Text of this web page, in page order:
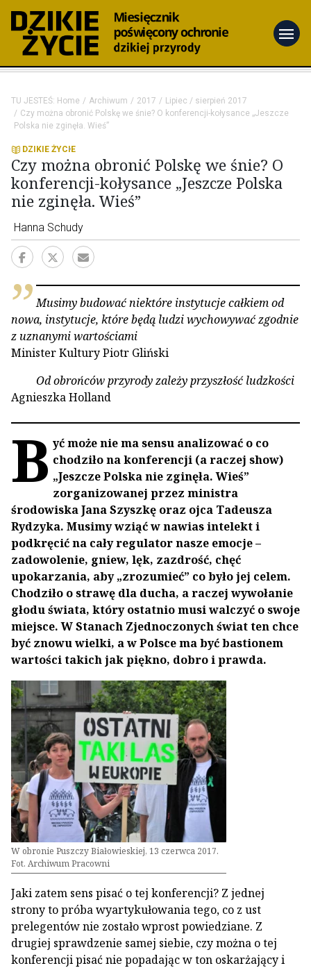
menu
TU JESTEŚ: Home Archiwum 2017
Lipiec / sierpień 2017
Czy można obronić Polskę we śnie? O konferencji-kołysance „Jeszcze
Polska nie zginęła. Wieś”
DZIKIE ŻYCIE
Czy można obronić Polskę we śnie? O
konferencji-kołysance „Jeszcze Polska
nie zginęła. Wieś”
Hanna Schudy
Musimy budować niektóre instytucje całkiem od
nowa, instytucje, które będą ludzi wychowywać zgodnie
z uznanymi wartościami
Minister Kultury Piotr Gliński
Od obrońców przyrody zależy przyszłość ludzkości
Agnieszka Holland
B yć może nie ma sensu analizować o co
chodziło na konferencji (a raczej show)
„Jeszcze Polska nie zginęła. Wieś”
zorganizowanej przez ministra
środowiska Jana Szyszkę oraz ojca Tadeusza
Rydzyka. Musimy wziąć w nawias intelekt i
podkręcić na cały regulator nasze emocje –
zadowolenie, gniew, lęk, zazdrość, chęć
upokarzania, aby „zrozumieć” co było jej celem.
Chodziło o strawę dla ducha, a raczej wywołanie
głodu świata, który ostatnio musi walczyć o swoje
miejsce. W Stanach Zjednoczonych świat ten chce
być znowu wielki, a w Polsce ma być bastionem
wartości takich jak piękno, dobro i prawda.
W obronie Puszczy Białowieskiej, 13 czerwca 2017.
Fot. Archiwum Pracowni
Jaki zatem sens pisać o tej konferencji? Z jednej
strony to próba wyartykułowania tego, co z ust
prelegentów nie zostało wprost powiedziane. Z
drugiej sprawdzenie samej siebie, czy można o tej
konferencji pisać nie popadając w ton oskarżający i